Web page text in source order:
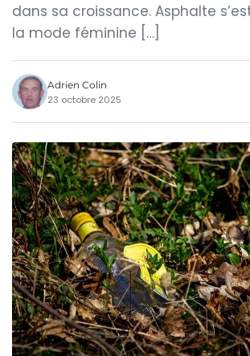
dans sa croissance. Asphalte
la mode féminine […]
Adrien Colin
23 octobre 2025